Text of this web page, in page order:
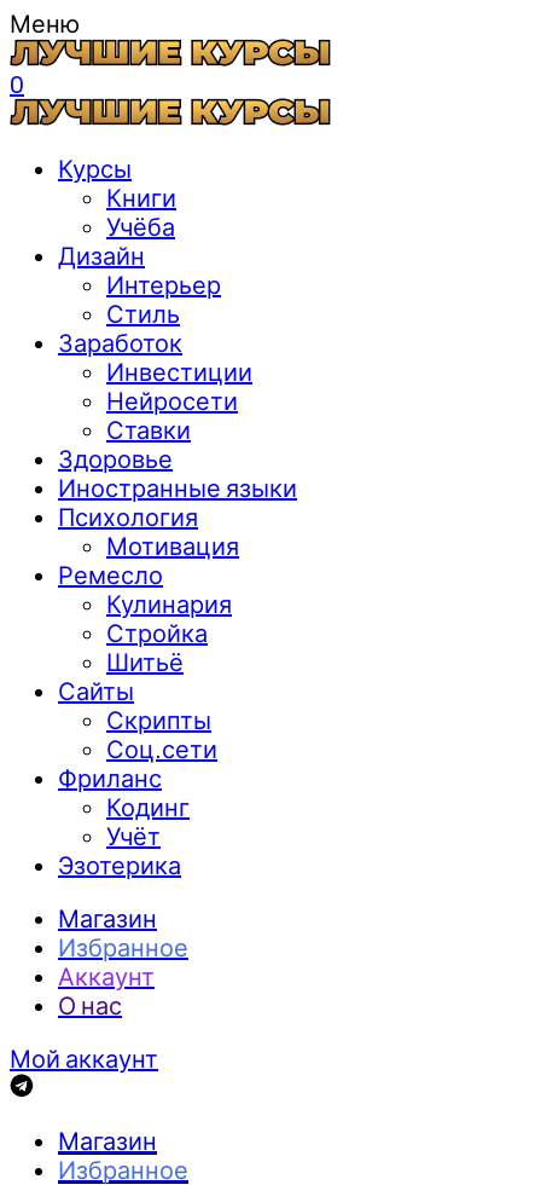
Меню
0
Курсы
Книги
Учёба
Дизайн
Интерьер
Стиль
Заработок
Инвестиции
Нейросети
Ставки
Здоровье
Иностранные языки
Психология
Мотивация
Ремесло
Кулинария
Стройка
Шитьё
Сайты
Скрипты
Соц.сети
Фриланс
Кодинг
Учёт
Эзотерика
Магазин
Избранное
Аккаунт
О нас
Мой аккаунт
Магазин
Избранное